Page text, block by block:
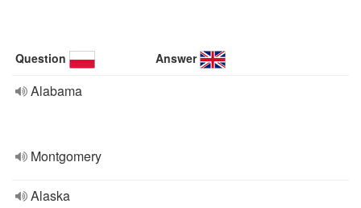
Question Answer
Alabama
Montgomery
Alaska